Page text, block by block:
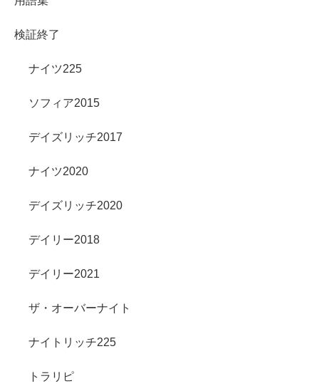
検証終了
ナイツ225
ソフィア2015
デイズリッチ2017
ナイツ2020
デイズリッチ2020
デイリー2018
デイリー2021
ザ・オーバーナイト
ナイトリッチ225
トラリピ